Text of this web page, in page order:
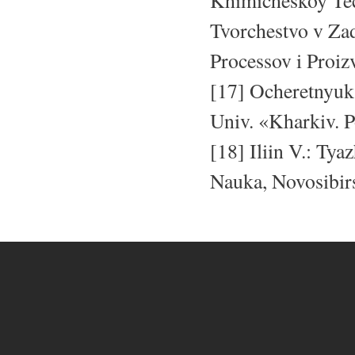
Tvorchestvo v
Processov i
[17]
Univ. «Kharkiv.
[18] Iliin V.:
Nauka,